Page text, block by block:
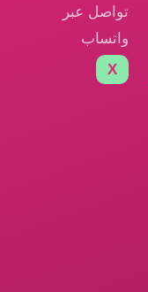
تواصل عبر
واتساب
X